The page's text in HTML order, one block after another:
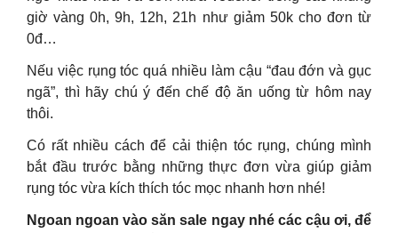
giờ vàng 0h, 9h, 12h, 21h như giảm 50k cho đơn từ
0đ…
Nếu việc rụng tóc quá nhiều làm cậu “đau đớn và gục
ngã”, thì hãy chú ý đến chế độ ăn uống từ hôm nay
thôi.
Có rất nhiều cách để cải thiện tóc rụng, chúng mình
bắt đầu trước bằng những thực đơn vừa giúp giảm
rụng tóc vừa kích thích tóc mọc nhanh hơn nhé!
Ngoan ngoan vào săn sale ngay nhé các cậu ơi, để